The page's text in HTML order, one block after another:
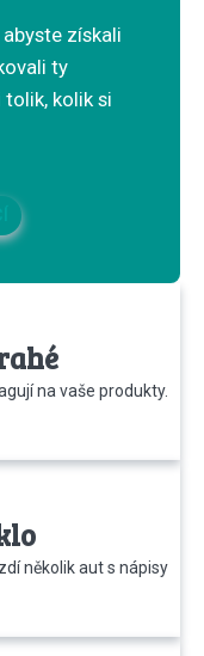
získali
ty
kolik si
na vaše produkty.
několik aut s nápisy